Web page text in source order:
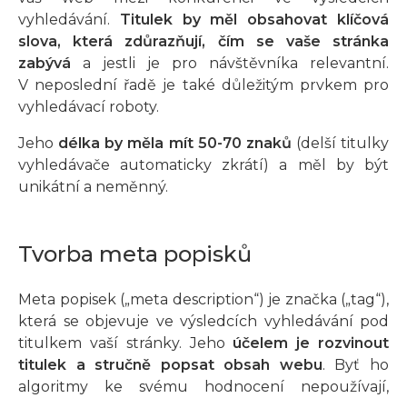
vyhledávání. Titulek by měl obsahovat klíčová
slova, která zdůrazňují, čím se vaše stránka
zabývá a jestli je pro návštěvníka relevantní.
V neposlední řadě je také důležitým prvkem pro
vyhledávací roboty.
Jeho délka by měla mít 50-70 znaků (delší titulky
vyhledávače automaticky zkrátí) a měl by být
unikátní a neměnný.
Tvorba meta popisků
Meta popisek („meta description“) je značka („tag“),
která se objevuje ve výsledcích vyhledávání pod
titulkem vaší stránky. Jeho účelem je rozvinout
titulek a stručně popsat obsah webu. Byť ho
algoritmy ke svému hodnocení nepoužívají,